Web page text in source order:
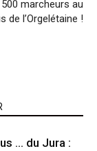
marcheurs au
de l’Orgelétaine !
… du Jura :